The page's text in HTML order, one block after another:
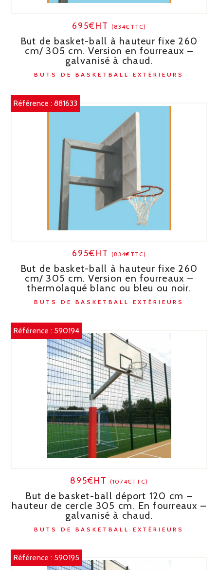
695€HT (834€TTC)
But de basket-ball à hauteur fixe 260
cm/ 305 cm. Version en fourreaux –
galvanisé à chaud.
BUTS DE BASKETBALL EXTÉRIEURS
Référence :881633
695€HT (834€TTC)
But de basket-ball à hauteur fixe 260
cm/ 305 cm. Version en fourreaux –
thermolaqué blanc ou bleu ou noir.
BUTS DE BASKETBALL EXTÉRIEURS
Référence : 590194
895€HT (1074€TTC)
But de basket-ball déport 120 cm –
hauteur de cercle 305 cm. En fourreaux –
galvanisé à chaud.
BUTS DE BASKETBALL EXTÉRIEURS
Référence : 590195